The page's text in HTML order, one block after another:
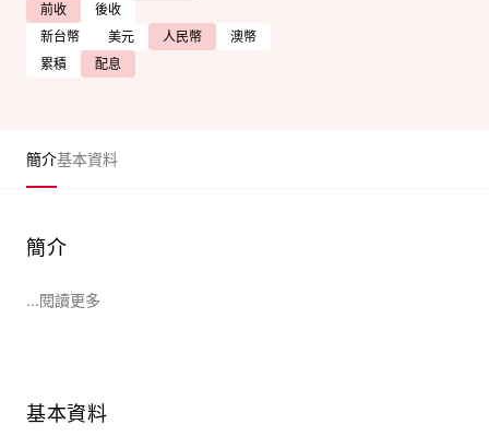
前收
後收
新台幣
美元 人民幣
澳幣
累積
配息
簡介基本資料
簡介
...閱讀更多
基本資料